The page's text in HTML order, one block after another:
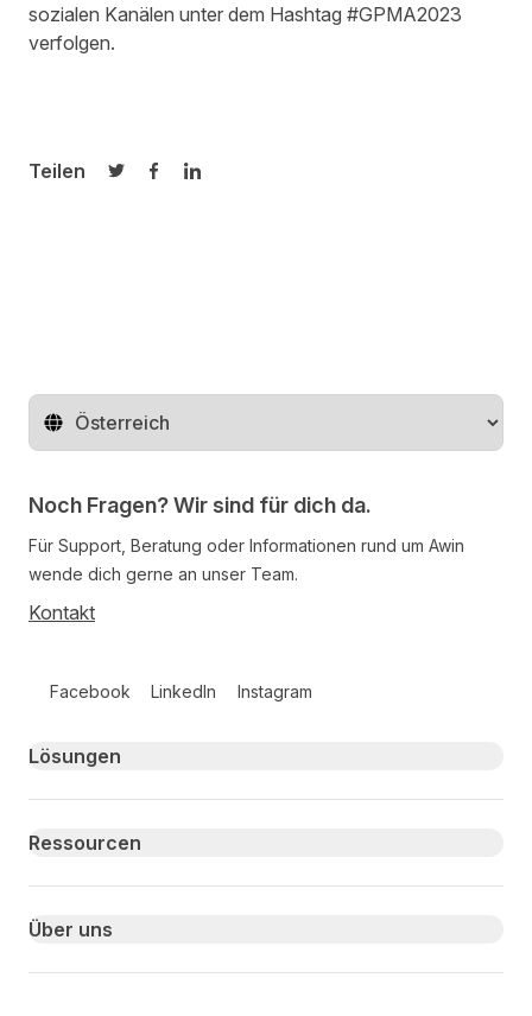
sozialen Kanälen unter dem Hashtag #GPMA2023
verfolgen.
Teilen
Auf Twitter teilen
Auf Facebook teilen
Auf LinkedIn teilen
Region ändern
Noch Fragen? Wir sind für dich da.
Für Support, Beratung oder Informationen rund um Awin
wende dich gerne an unser Team.
Kontakt
Facebook LinkedIn Instagram
Primary footer navigation
Lösungen
Ressourcen
Über uns